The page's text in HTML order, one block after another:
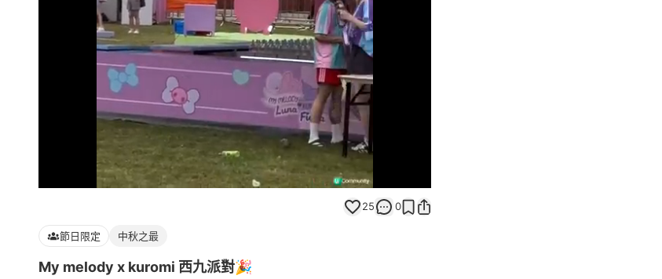
Loaded
100.00%
25 0
節日限定 中秋之最
My melody x kuromi 西九派對🎉